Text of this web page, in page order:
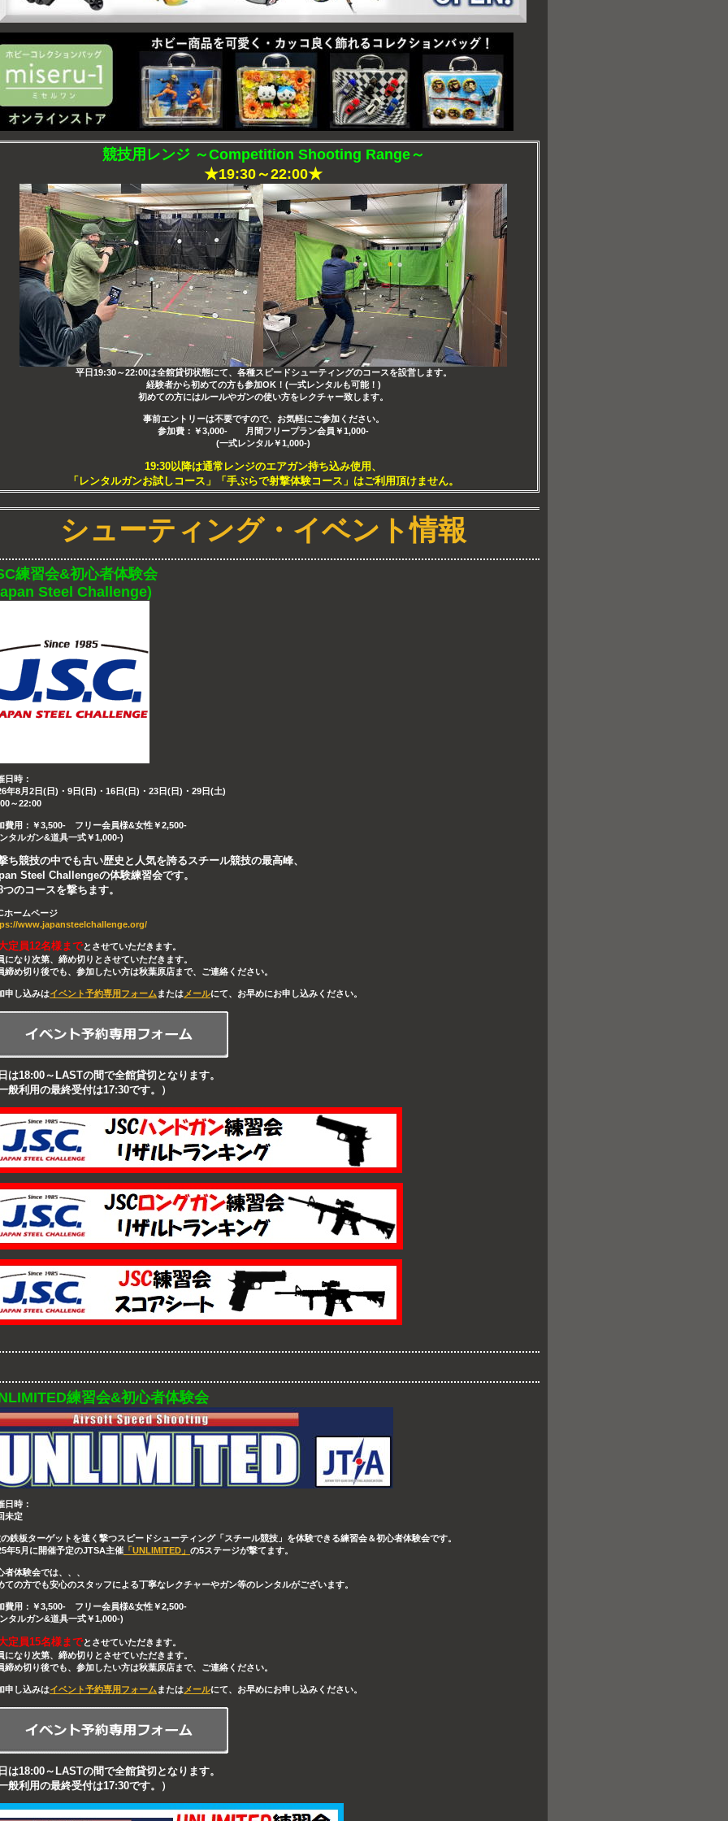
競技用レンジ ～Competition Shooting Range～
★19:30～22:00★
平日19:30～22:00は全館貸切状態にて、各種スピードシューティングのコースを設営します。
経験者から初めての方も参加OK！(一式レンタルも可能！)
初めての方にはルールやガンの使い方をレクチャー致します。
事前エントリーは不要ですので、お気軽にご参加ください。
参加費：￥3,000- 月間フリープラン会員￥1,000-
(一式レンタル￥1,000-)
19:30以降は通常レンジのエアガン持ち込み使用、
「レンタルガンお試しコース」「手ぶらで射撃体験コース」はご利用頂けません。
シューティング・イベント情報
練習会&初心者体験会
Steel Challenge)
日時：
年8月2日(日)・9日(日)・16日(日)・23日(日)・29日(土)
～22:00
費用：￥3,500- フリー会員様&女性￥2,500-
タルガン&道具一式￥1,000-)
ち競技の中でも古い歴史と人気を誇るスチール競技の最高峰、
Steel Challengeの体験練習会です。
つのコースを撃ちます。
ホームページ
www.japansteelchallenge.org/
定員12名様までとさせていただきます。
になり次第、締め切りとさせていただきます。
締め切り後でも、参加したい方は秋葉原店まで、ご連絡ください。
申し込みはイベント予約専用フォーム または メールにて、お早めにお申し込みください。
は18:00～LASTの間で全館貸切となります。
般利用の最終受付は17:30です。）
練習会&初心者体験会
日時：
未定
鉄板ターゲットを速く撃つスピードシューティング「スチール競技」を体験できる練習会＆初心者体験会です。
年5月に開催予定のJTSA主催 「UNLIMITED」 の5ステージが撃てます。
者体験会では、、、
ての方でも安心のスタッフによる丁寧なレクチャーやガン等のレンタルがございます。
費用：￥3,500- フリー会員様&女性￥2,500-
タルガン&道具一式￥1,000-)
定員15名様までとさせていただきます。
になり次第、締め切りとさせていただきます。
締め切り後でも、参加したい方は秋葉原店まで、ご連絡ください。
申し込みはイベント予約専用フォーム または メールにて、お早めにお申し込みください。
は18:00～LASTの間で全館貸切となります。
般利用の最終受付は17:30です。）